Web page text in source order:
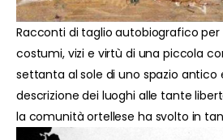
Racconti di taglio autobiografico per
costumi, vizi e virtù di una piccola
settanta al sole di uno spazio antico
descrizione dei luoghi alle tante
la comunità ortellese ha svolto in